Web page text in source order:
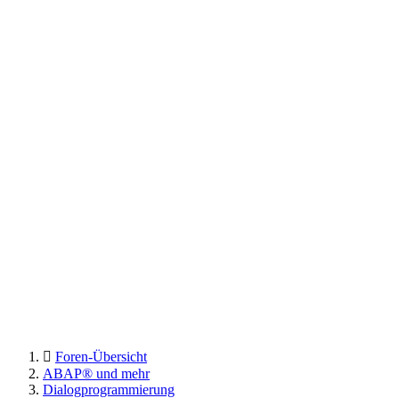
Foren-Übersicht
ABAP® und mehr
Dialogprogrammierung